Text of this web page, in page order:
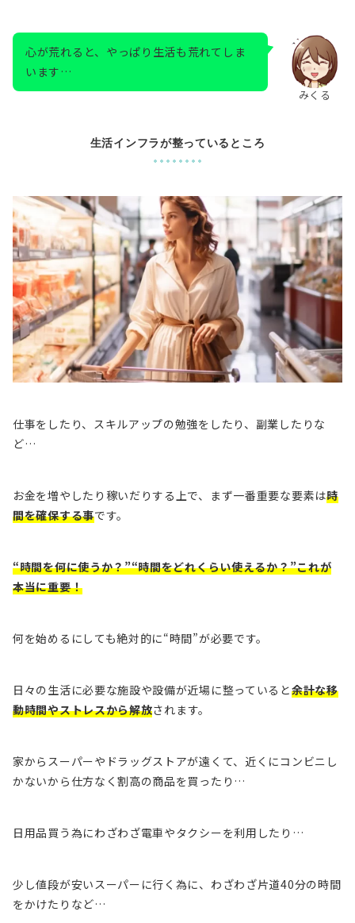
みくる
心が荒れると、やっぱり生活も荒れてしま
います…
生活インフラが整っているところ
仕事をしたり、スキルアップの勉強をしたり、副業したりな
ど…
お金を増やしたり稼いだりする上で、まず一番重要な要素は時
間を確保する事です。
“時間を何に使うか？”“時間をどれくらい使えるか？”これが
本当に重要！
何を始めるにしても絶対的に“時間”が必要です。
日々の生活に必要な施設や設備が近場に整っていると余計な移
動時間やストレスから解放されます。
家からスーパーやドラッグストアが遠くて、近くにコンビニし
かないから仕方なく割高の商品を買ったり…
日用品買う為にわざわざ電車やタクシーを利用したり…
少し値段が安いスーパーに行く為に、わざわざ片道40分の時間
をかけたりなど…